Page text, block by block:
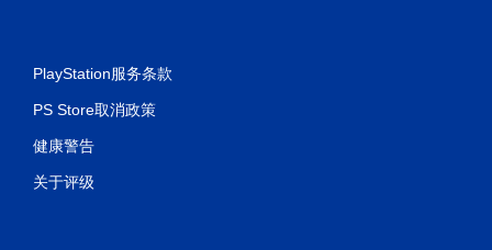
PlayStation服务条款
PS Store取消政策
健康警告
关于评级